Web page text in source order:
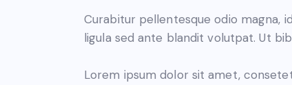
Curabitur pellentesque odio magna,
ligula sed ante blandit volutpat. Ut
Lorem ipsum dolor sit amet,